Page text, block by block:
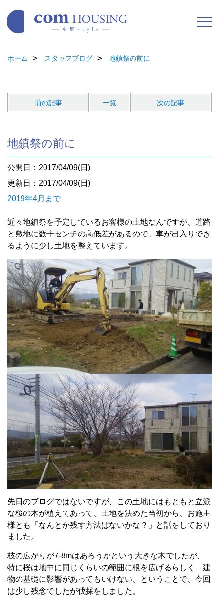
ホーム スタッフブログ 地鎮祭の前に
前の記事 一覧 次の記事
地鎮祭の前に
公開日：2017/04/09(日)
更新日：2017/04/09(日)
2019年4月まで
近々地鎮祭を予定しているお客様の土地なんですが、道路
と敷地に数十センチの高低差があるので、車が出入りでき
るように少し土地を整えています。
先日のブログではないですが、この土地にはもともと立派
な桜の木が植えてあって、土地を決めた当初から、お施主
様とも「なんとか残す方法はないかな？」と話をしており
ました。
枝の広がりが7-8mはあろうかという大きな木でしたが、
特に桜は地中に同じくらいの範囲に根を広げるらしく、建
物の基礎に影響があってもいけない、ということで、今回
は少し残念でしたが伐採をしました。